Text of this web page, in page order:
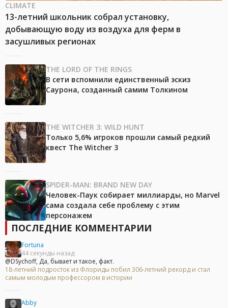
CLIMATE
13-летний школьник собрал установку,
добывающую воду из воздуха для ферм в
засушливых регионах
THE LORD OF THE RINGS
В сети вспомнили единственный эскиз
Саурона, созданный самим Толкином
THE WITCHER 3: WILD HUNT
Только 5,6% игроков прошли самый редкий
квест The Witcher 3
SPIDER-MAN: BRAND NEW DAY
Человек-Паук собирает миллиарды, но Marvel
сама создала себе проблему с этим
персонажем
ПОСЛЕДНИЕ КОММЕНТАРИИ
Fortuna
44 секунды назад
@DSychoff, Да, бывает и такое, факт.
18-летний подросток из Флориды побил 306-летний рекорд и стал
самым молодым профессором в истории
Abby